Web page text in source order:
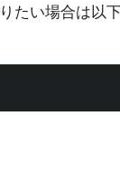
たい場合は以